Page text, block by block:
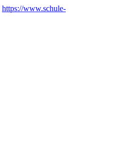
https://www.schule-